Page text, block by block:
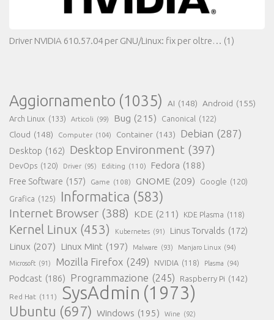
Driver NVIDIA 610.57.04 per GNU/Linux: fix per oltre… (1)
Aggiornamento (1035) AI (148) Android (155)
Arch Linux (133) Articoli (99) Bug (215) Canonical (122)
Cloud (148) Computer (104) Container (143) Debian (287)
Desktop (162) Desktop Environment (397)
DevOps (120) Driver (95) Editing (110) Fedora (188)
Free Software (157) Game (108) GNOME (209) Google (120)
Grafica (125) Informatica (583)
Internet Browser (388) KDE (211) KDE Plasma (118)
Kernel Linux (453) Kubernetes (91) Linus Torvalds (172)
Linux (207) Linux Mint (197) Malware (93) Manjaro Linux (94)
Microsoft (91) Mozilla Firefox (249) NVIDIA (118) Plasma (94)
Podcast (186) Programmazione (245) Raspberry Pi (142)
Red Hat (111) SysAdmin (1973)
Ubuntu (697) Windows (195) Wine (92)